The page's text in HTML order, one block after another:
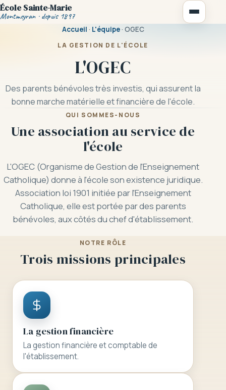
École Sainte-Marie
Montmeyran · depuis 1897
Notre école
La cantine
Règlement intérieur
Activités périscolaires
Les enseignantes
L'APEL
L'OGEC
Tarifs
Accueil · L'équipe· OGEC
LA GESTION DE L'ÉCOLE
L'OGEC
Des parents bénévoles très investis, qui assurent la
bonne marche matérielle et financière de l'école.
QUI SOMMES-NOUS
Une association au service de
l'école
L'OGEC (Organisme de Gestion de l'Enseignement
Catholique) donne à l'école son existence juridique.
Association loi 1901 initiée par l'Enseignement
Catholique, elle est portée par des parents
bénévoles, aux côtés du chef d'établissement.
NOTRE RÔLE
Trois missions principales
La gestion financière
La gestion financière et comptable de
l'établissement.